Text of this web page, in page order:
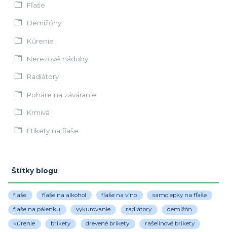
Fľaše
Demižóny
Kúrenie
Nerezové nádoby
Radiátory
Poháre na záváranie
Krmivá
Etikety na fľaše
Štítky blogu
fľaše fľaše na alkohol fľaše na víno samolepky na fľaše
fľaše na pálenku vykurovanie radiátory demižón
kúrenie brikety drevené brikety rašelinové brikety